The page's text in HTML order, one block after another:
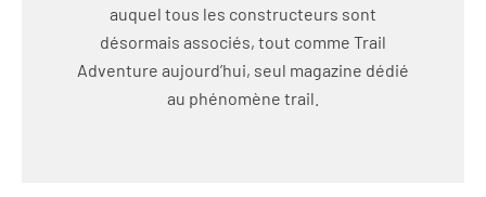
auquel tous les constructeurs sont
désormais associés, tout comme Trail
Adventure aujourd’hui, seul magazine dédié
au phénomène trail.